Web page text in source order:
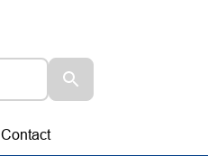
Contact